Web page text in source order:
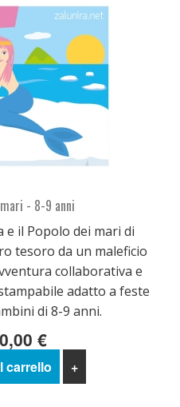
- 8-9 anni
e il Popolo dei mari di
tesoro da un maleficio
collaborativa e
adatto a feste
di 8-9 anni.
€
carrello +